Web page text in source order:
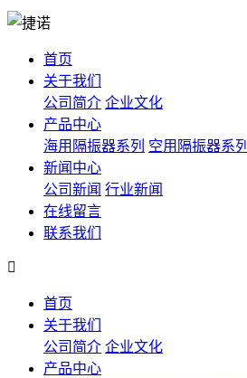
首页
关于我们
公司简介 企业文化
产品中心
海用隔振器系列 空用隔振器系列
新闻中心
公司新闻 行业新闻
在线留言
联系我们

首页
关于我们
公司简介 企业文化
产品中心